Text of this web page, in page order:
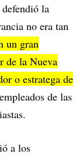
la
no era tan
un gran
de la Nueva
o estratega de
de las
a los